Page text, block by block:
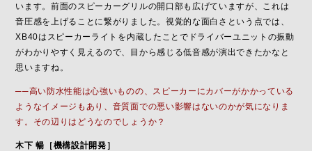
います。前面のスピーカーグリルの開口部も広げていますが、これは
音圧感を上げることに繋がりました。視覚的な面白さという点では、
XB40はスピーカーライトを内蔵したことでドライバーユニットの振動
がわかりやすく見えるので、目から感じる低音感が演出できたかなと
思いますね。
──高い防水性能は心強いものの、スピーカーにカバーがかかっている
ようなイメージもあり、音質面での悪い影響はないのかが気になりま
す。その辺りはどうなのでしょうか？
木下 暢［機構設計開発］